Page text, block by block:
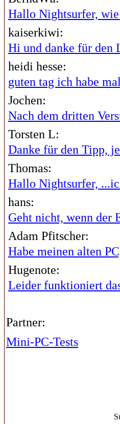
Hallo Nightsurfer,
kaiserkiwi:
Hi und danke für den
heidi hesse:
guten tag ich habe
Jochen:
Nach dem dritten
Torsten L:
Danke für den Tipp,
Thomas:
Hallo Nightsurfer,
hans:
Geht nicht, wenn der
Adam Pfitscher:
Habe meinen alten
Hugenote:
Leider funktioniert
Partner:
Mini-PC-Tests